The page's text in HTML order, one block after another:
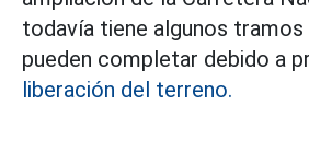
todavía tiene algunos
pueden completar debido a
liberación del terreno.